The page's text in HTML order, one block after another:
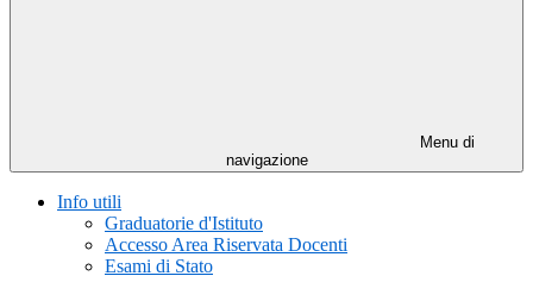
Menu di
navigazione
Info utili
Graduatorie d'Istituto
Accesso Area Riservata Docenti
Esami di Stato